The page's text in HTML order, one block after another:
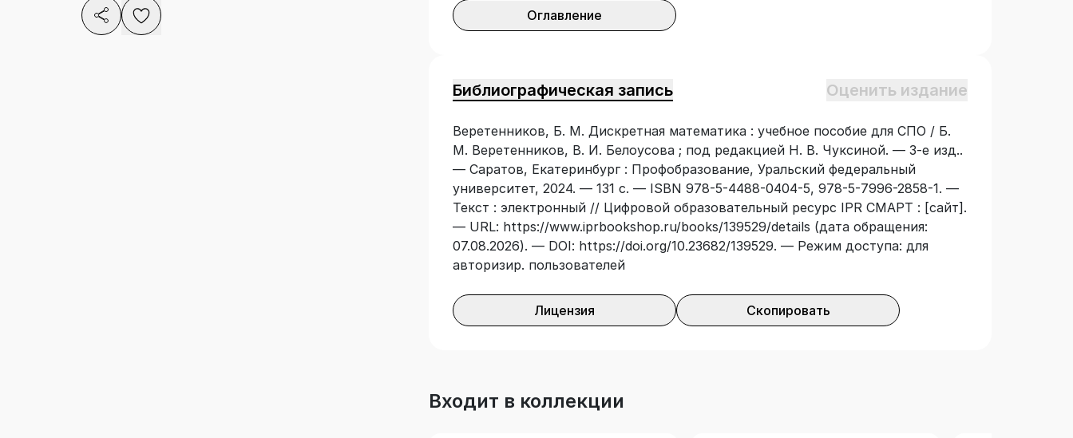
Оглавление
Библиографическая запись Оценить издание
Веретенников, Б. М. Дискретная математика : учебное пособие для СПО / Б.
М. Веретенников, В. И. Белоусова ; под редакцией Н. В. Чуксиной. — 3-е изд..
— Саратов, Екатеринбург : Профобразование, Уральский федеральный
университет, 2024. — 131 с. — ISBN 978-5-4488-0404-5, 978-5-7996-2858-1. —
Текст : электронный // Цифровой образовательный ресурс IPR СМАРТ : [сайт].
— URL: https://www.iprbookshop.ru/books/139529/details (дата обращения:
07.08.2026). — DOI: https://doi.org/10.23682/139529. — Режим доступа: для
авторизир. пользователей
Лицензия Скопировать
Входит в коллекции